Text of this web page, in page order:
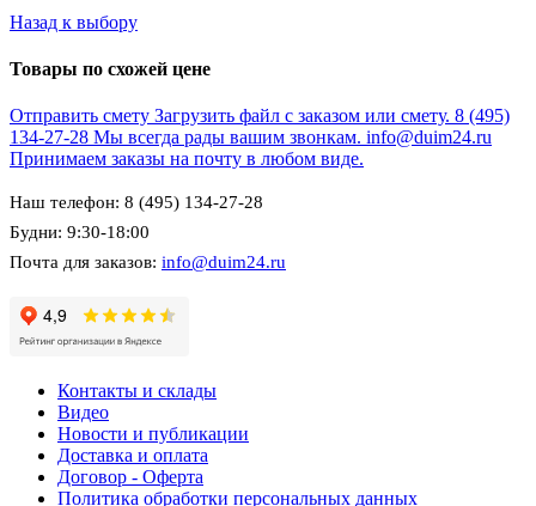
Назад к выбору
Товары по схожей цене
Отправить смету Загрузить файл с заказом или смету. 8 (495)
134-27-28 Мы всегда рады вашим звонкам. info@duim24.ru
Принимаем заказы на почту в любом виде.
Наш телефон: 8 (495) 134-27-28
Будни: 9:30-18:00
Почта для заказов: info@duim24.ru
Контакты и склады
Видео
Новости и публикации
Доставка и оплата
Договор - Оферта
Политика обработки персональных данных